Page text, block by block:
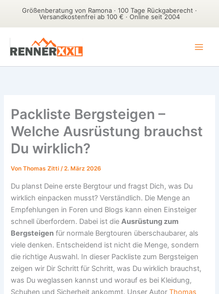
Größenberatung von Ramona · 100 Tage Rückgaberecht ·
Versandkostenfrei ab 100 € · Online seit 2004
springen
Packliste Bergsteigen –
Welche Ausrüstung brauchst
Du wirklich?
VonThomas Zitti/2. März 2026
Du planst Deine erste Bergtour und fragst Dich, was Du
wirklich einpacken musst? Verständlich. Die Menge an
Empfehlungen in Foren und Blogs kann einen Einsteiger
schnell überfordern. Dabei ist dieAusrüstung zum
Bergsteigen für normale Bergtouren überschaubarer, als
viele denken. Entscheidend ist nicht die Menge, sondern
die richtige Auswahl. In dieser Packliste zum Bergsteigen
zeigen wir Dir Schritt für Schritt, was Du wirklich brauchst,
was Du weglassen kannst und worauf es bei Kleidung,
Schuhen und Sicherheit ankommt. Unser AutorThomas